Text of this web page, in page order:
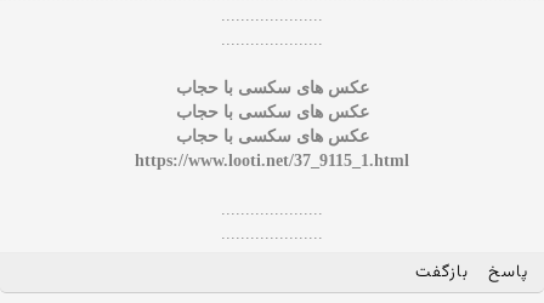
.....................
.....................
عکس های سکسی با حجاب
عکس های سکسی با حجاب
عکس های سکسی با حجاب
https://www.looti.net/37_9115_1.html
.....................
.....................
پاسخ بازگفت